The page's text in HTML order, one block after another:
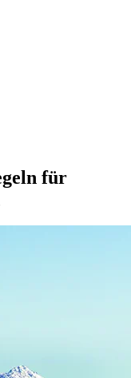
für